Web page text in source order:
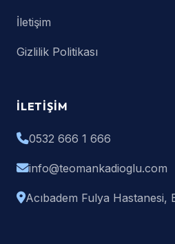
İletişim
Gizlilik Politikası
İLETIŞIM
0532 666 1 666
info@teomankadioglu.com
Acıbadem Fulya Hastanesi,